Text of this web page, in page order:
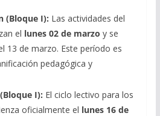
(Bloque I): Las actividades del
el lunes 02 de marzo y se
13 de marzo. Este período es
pedagógica y
I): El ciclo lectivo para los
oficialmente el lunes 16 de